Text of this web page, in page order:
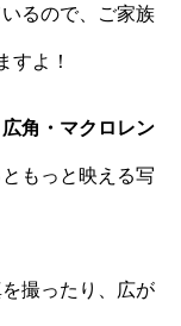
るので、ご家族
すよ！
広角・マクロレン
もっと映える写
撮ったり、広が